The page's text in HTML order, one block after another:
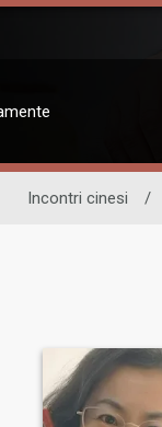
Incontri cinesi /